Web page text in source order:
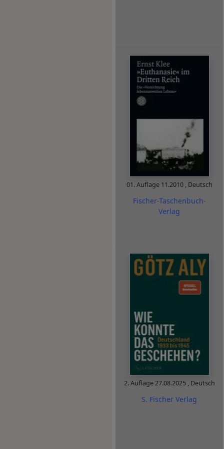
01. Auflage 11.2010 , Deutsch
Fischer-Taschenbuch-
Verlag
2. Auflage27.08.2025 , Deutsch
S. Fischer Verlag